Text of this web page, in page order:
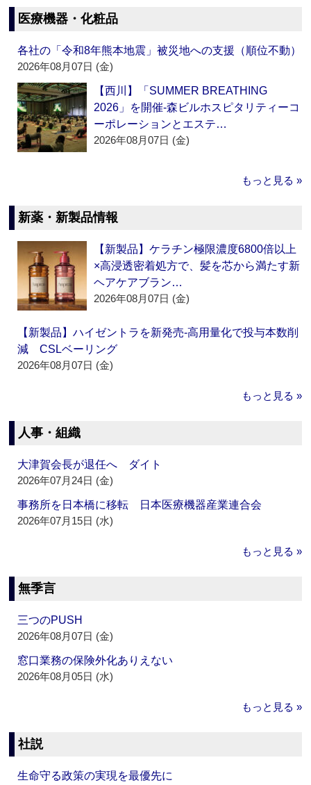
医療機器・化粧品
各社の「令和8年熊本地震」被災地への支援（順位不動）
2026年08月07日 (金)
【西川】「SUMMER BREATHING
2026」を開催‐森ビルホスピタリティーコ
ーポレーションとエステ…
2026年08月07日 (金)
もっと見る »
新薬・新製品情報
【新製品】ケラチン極限濃度6800倍以上
×高浸透密着処方で、髪を芯から満たす新
ヘアケアブラン…
2026年08月07日 (金)
【新製品】ハイゼントラを新発売‐高用量化で投与本数削
減 CSLベーリング
2026年08月07日 (金)
もっと見る »
人事・組織
大津賀会長が退任へ ダイト
2026年07月24日 (金)
事務所を日本橋に移転 日本医療機器産業連合会
2026年07月15日 (水)
もっと見る »
無季言
三つのPUSH
2026年08月07日 (金)
窓口業務の保険外化ありえない
2026年08月05日 (水)
もっと見る »
社説
生命守る政策の実現を最優先に